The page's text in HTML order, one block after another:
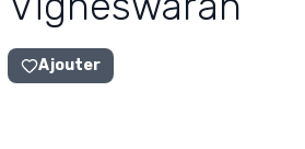
Ajouter